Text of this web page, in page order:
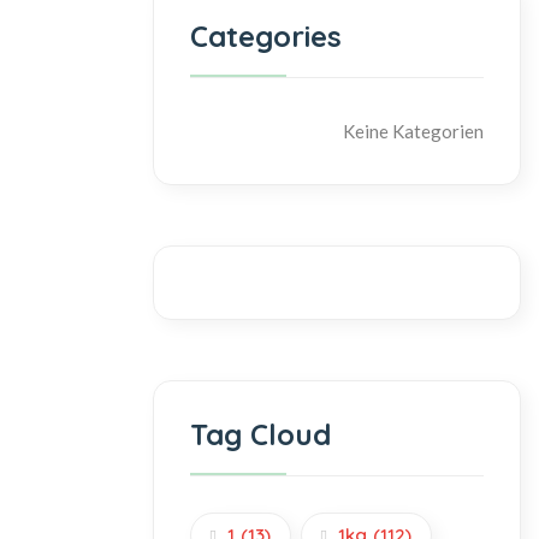
Categories
Keine Kategorien
Tag Cloud